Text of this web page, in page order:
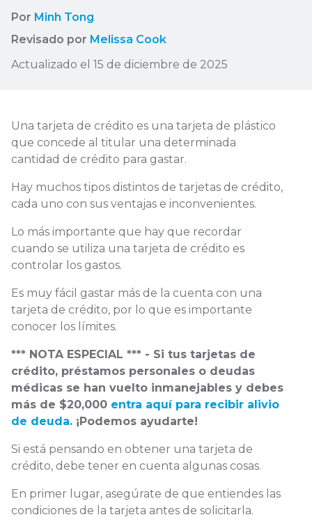
Por Minh Tong
Revisado por Melissa Cook
Actualizado el 15 de diciembre de 2025
Una tarjeta de crédito es una tarjeta de plástico
que concede al titular una determinada
cantidad de crédito para gastar.
Hay muchos tipos distintos de tarjetas de crédito,
cada uno con sus ventajas e inconvenientes.
Lo más importante que hay que recordar
cuando se utiliza una tarjeta de crédito es
controlar los gastos.
Es muy fácil gastar más de la cuenta con una
tarjeta de crédito, por lo que es importante
conocer los límites.
*** NOTA ESPECIAL *** - Si tus tarjetas de
crédito, préstamos personales o deudas
médicas se han vuelto inmanejables y debes
más de $20,000 entra aquí para recibir alivio
de deuda. ¡Podemos ayudarte!
Si está pensando en obtener una tarjeta de
crédito, debe tener en cuenta algunas cosas.
En primer lugar, asegúrate de que entiendes las
condiciones de la tarjeta antes de solicitarla.